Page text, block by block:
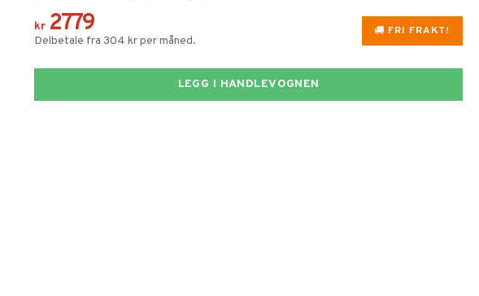
FRI FRAKT!
kr 2779
Delbetale fra 304 kr per måned.
LEGG I HANDLEVOGNEN